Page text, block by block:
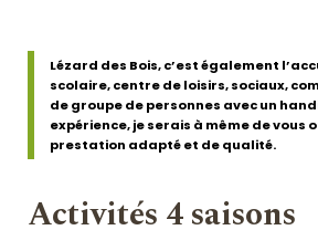
Lézard des Bois, c’est également
scolaire, centre de loisirs, sociaux,
de groupe de personnes avec un
expérience, je serais à même de vous
prestation adapté et de qualité.
Activités 4 saisons